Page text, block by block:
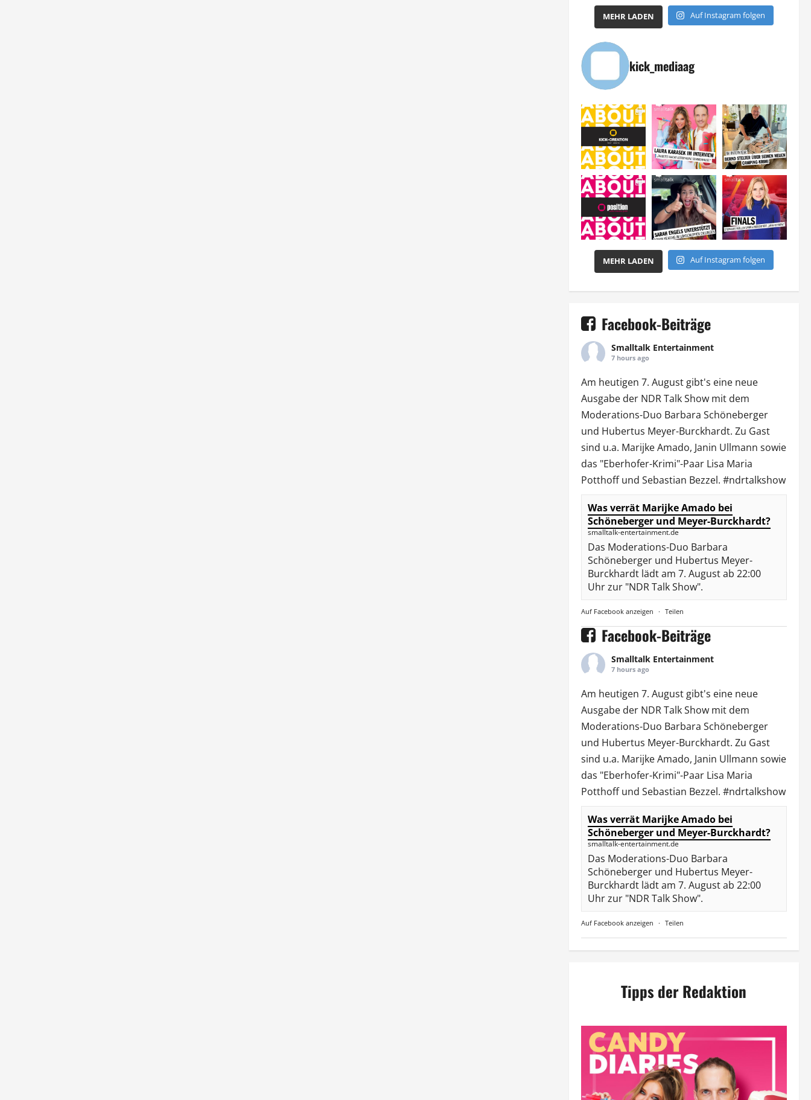
MEHR LADEN Auf Instagram folgen
kick_mediaag
MEHR LADEN Auf Instagram folgen
Facebook-Beiträge
Smalltalk Entertainment
7 hours ago
Am heutigen 7. August gibt's eine neue
Ausgabe der NDR Talk Showmit dem
Moderations-Duo Barbara Schöneberger
und Hubertus Meyer-Burckhardt. Zu Gast
sind u.a. Marijke Amado, Janin Ullmann sowie
das "Eberhofer-Krimi"-Paar Lisa Maria
Potthoff und Sebastian Bezzel. #ndrtalkshow
Was verrät Marijke Amado bei
Schöneberger und Meyer-Burckhardt?
smalltalk-entertainment.de
Das Moderations-Duo Barbara
Schöneberger und Hubertus Meyer-
Burckhardt lädt am 7. August ab 22:00
Uhr zur "NDR Talk Show".
Auf Facebook anzeigen · Teilen
Facebook-Beiträge
Smalltalk Entertainment
7 hours ago
Am heutigen 7. August gibt's eine neue
Ausgabe der NDR Talk Showmit dem
Moderations-Duo Barbara Schöneberger
und Hubertus Meyer-Burckhardt. Zu Gast
sind u.a. Marijke Amado, Janin Ullmann sowie
das "Eberhofer-Krimi"-Paar Lisa Maria
Potthoff und Sebastian Bezzel. #ndrtalkshow
Was verrät Marijke Amado bei
Schöneberger und Meyer-Burckhardt?
smalltalk-entertainment.de
Das Moderations-Duo Barbara
Schöneberger und Hubertus Meyer-
Burckhardt lädt am 7. August ab 22:00
Uhr zur "NDR Talk Show".
Auf Facebook anzeigen · Teilen
Tipps der Redaktion